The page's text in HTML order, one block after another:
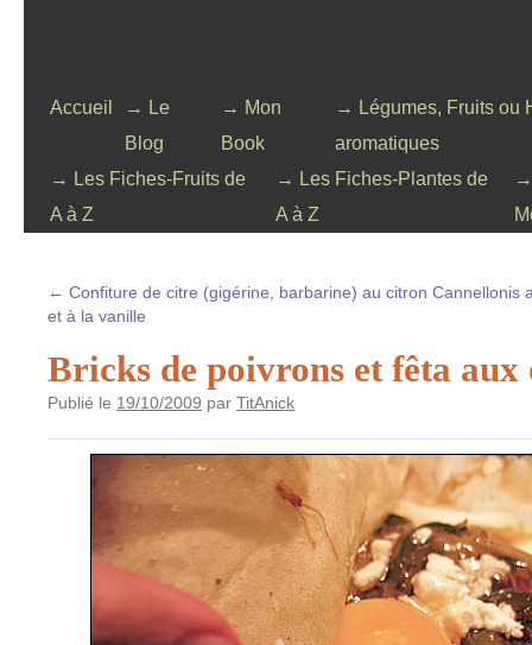
Accueil
→ Le
Blog
→ Mon
Book
→ Légumes, Fruits ou
aromatiques
→ Les Fiches-Fruits de
A à Z
→ Les Fiches-Plantes de
A à Z
→
← Confiture de citre (gigérine, barbarine) au citron
et à la vanille
Cannellonis
Bricks de poivrons et fêta aux
Publié le 19/10/2009 par TitAnick